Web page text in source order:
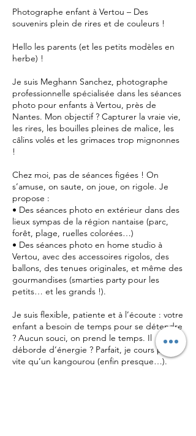
Photographe enfant à Vertou – Des
souvenirs plein de rires et de couleurs !
Hello les parents (et les petits modèles en
herbe) !
Je suis Meghann Sanchez, photographe
professionnelle spécialisée dans les séances
photo pour enfants à Vertou, près de
Nantes. Mon objectif ? Capturer la vraie vie,
les rires, les bouilles pleines de malice, les
câlins volés et les grimaces trop mignonnes
!
Chez moi, pas de séances figées ! On
s’amuse, on saute, on joue, on rigole. Je
propose :
• Des séances photo en extérieur dans des
lieux sympas de la région nantaise (parc,
forêt, plage, ruelles colorées…)
• Des séances photo en home studio à
Vertou, avec des accessoires rigolos, des
ballons, des tenues originales, et même des
gourmandises (smarties party pour les
petits… et les grands !).
Je suis flexible, patiente et à l’écoute : votre
enfant a besoin de temps pour se détendre
? Aucun souci, on prend le temps. Il
déborde d’énergie ? Parfait, je cours plus
vite qu’un kangourou (enfin presque…).